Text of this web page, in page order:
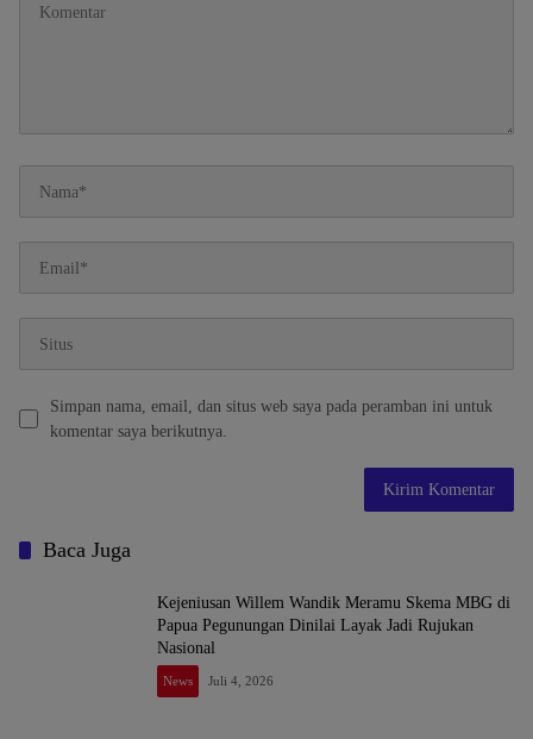
Simpan nama, email, dan situs web saya pada peramban ini untuk
komentar saya berikutnya.
Baca Juga
Kejeniusan Willem Wandik Meramu Skema MBG di
Papua Pegunungan Dinilai Layak Jadi Rujukan
Nasional
News Juli 4, 2026